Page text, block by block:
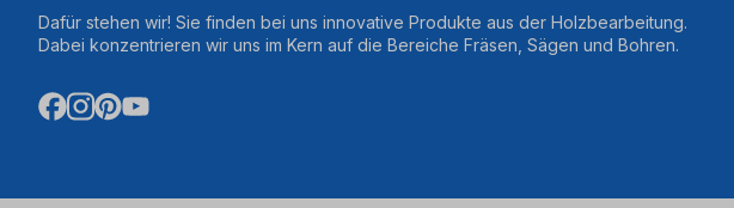
Dafür stehen wir! Sie finden bei uns innovative Produkte aus der Holzbearbeitung.
Dabei konzentrieren wir uns im Kern auf die Bereiche Fräsen, Sägen und Bohren.